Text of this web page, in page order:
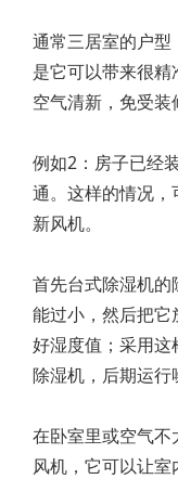
通常三居室的户
是它可以带来很
空气清新，免受装
例如2：房子已经
通。这样的情况
新风机。
首先台式除湿机
能过小，然后把
好湿度值；采用这
除湿机，后期运行
在卧室里或空气
风机，它可以让